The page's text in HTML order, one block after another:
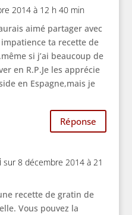
2014 à 12 h 40 min
aimé partager avec
impatience ta recette de
si j’ai beaucoup de
en R.P.Je les apprécie
en Espagne,mais je
Réponse
sur 8 décembre 2014 à 21
recette de gratin de
Vous pouvez la